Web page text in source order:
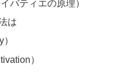
バティエの原理）
は
）